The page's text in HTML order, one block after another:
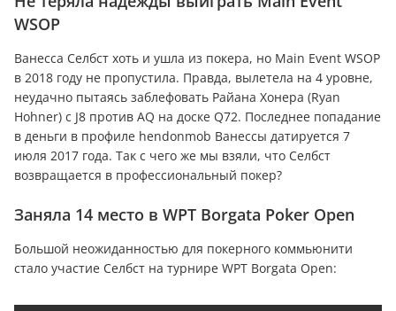
WSOP
Ванесса Селбст хоть и ушла из покера, но Main Event WSOP
в 2018 году не пропустила. Правда, вылетела на 4 уровне,
неудачно пытаясь заблефовать Райана Хонера (Ryan
Hohner) с J8 против AQ на доске Q72. Последнее попадание
в дeньги в профиле hendonmob Ванессы датируется 7
июля 2017 года. Так с чего же мы взяли, что Селбст
возвращается в профессиональный покер?
Заняла 14 место в WPT Borgata Poker Open
Большой неожиданностью для покерного коммьюнити
стало участие Селбст на турнире WPT Borgata Open: